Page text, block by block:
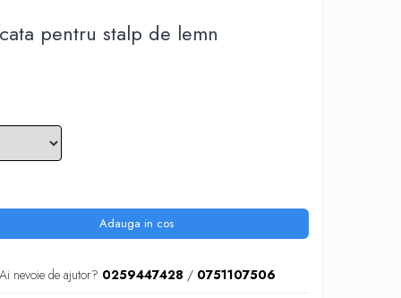
pentru stalp de lemn
Adauga in cos
Ai nevoie de ajutor? 0259447428 / 0751107506